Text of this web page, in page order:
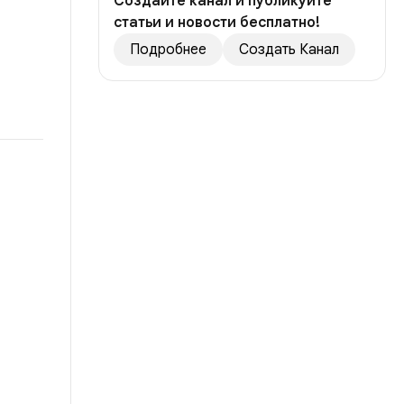
статьи и новости бесплатно!
Подробнее
Создать Канал